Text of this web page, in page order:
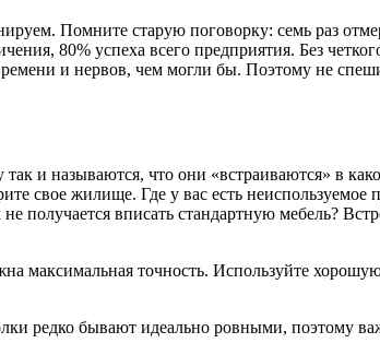
Помните старую поговорку: семь раз
80% успеха всего предприятия. Без
и нервов, чем могли бы. Поэтому не
и называются, что они «встраиваются» в
свое жилище. Где у вас есть неиспользуемое
получается вписать стандартную мебель?
максимальная точность. Используйте
редко бывают идеально ровными, поэтому